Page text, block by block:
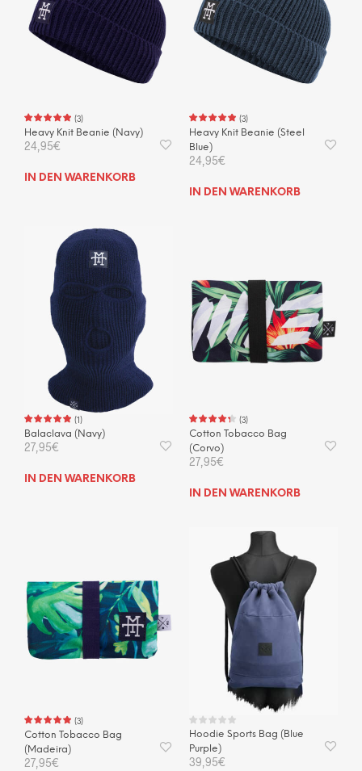
(3)
Heavy Knit Beanie (Navy)
24,95€
IN DEN WARENKORB
(3)
Heavy Knit Beanie (Steel
Blue)
24,95€
IN DEN WARENKORB
(1)
Balaclava (Navy)
27,95€
IN DEN WARENKORB
(3)
Cotton Tobacco Bag
(Corvo)
27,95€
IN DEN WARENKORB
(3)
Cotton Tobacco Bag
(Madeira)
27,95€
Hoodie Sports Bag (Blue
Purple)
39,95€